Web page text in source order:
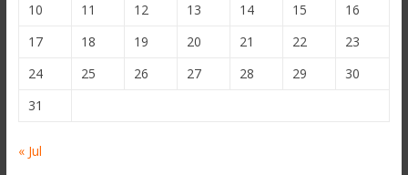
10
11 12 13 14 15
16
17
18 19 20 21 22
23
24
25 26 27 28 29
30
31
« Jul